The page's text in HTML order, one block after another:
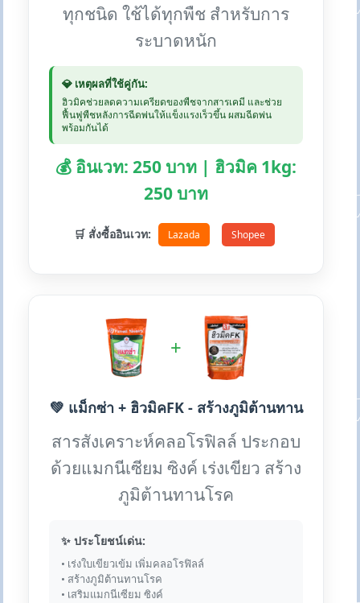
ทุกชนิด ใช้ได้ทุกพืช สำหรับการ
ระบาดหนัก
💎 เหตุผลที่ใช้คู่กัน:
ฮิวมิคช่วยลดความเครียดของพืชจากสารเคมี และช่วย
ฟื้นฟูพืชหลังการฉีดพ่นให้แข็งแรงเร็วขึ้น ผสมฉีดพ่น
พร้อมกันได้
💰 อินเวท: 250 บาท | ฮิวมิค 1kg:
250 บาท
🛒 สั่งซื้ออินเวท: Lazada Shopee
+
💚 แม็กซ่า + ฮิวมิคFK - สร้างภูมิต้านทาน
สารสังเคราะห์คลอโรฟิลล์ ประกอบ
ด้วยแมกนีเซียม ซิงค์ เร่งเขียว สร้าง
ภูมิต้านทานโรค
✨ ประโยชน์เด่น:
• เร่งใบเขียวเข้ม เพิ่มคลอโรฟิลล์
• สร้างภูมิต้านทานโรค
• เสริมแมกนีเซียม ซิงค์